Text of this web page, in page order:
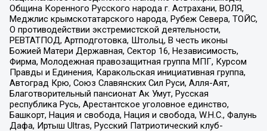
Община Коренного Русского народа г. Астрахани, ВОЛЯ,
Меджлис крымскотатарского народа, Рубеж Севера, ТОЙС,
О противодействии экстремистской деятельности,
РЕВТАТПОД, Артподготовка, Штольц, В честь иконы
Божией Матери Державная, Сектор 16, Независимость,
Фирма, Молодежная правозащитная группа МПГ, Курсом
Правды и Единения, Каракольская инициативная группа,
Автоград Крю, Союз Славянских Сил Руси, Алля-Аят,
Благотворительный пансионат Ак Умут, Русская
республика Русь, Арестантское уголовное единство,
Башкорт, Нация и свобода, Нация и свобода, W.H.С., Фалунь
Дафа, Иртыш Ultras, Русский Патриотический клуб-